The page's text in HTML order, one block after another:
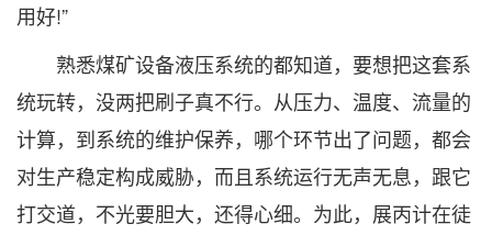
用好!”
熟悉煤矿设备液压系统的都知道，要想把这套系
统玩转，没两把刷子真不行。从压力、温度、流量的
计算，到系统的维护保养，哪个环节出了问题，都会
对生产稳定构成威胁，而且系统运行无声无息，跟它
打交道，不光要胆大，还得心细。为此，展丙计在徒